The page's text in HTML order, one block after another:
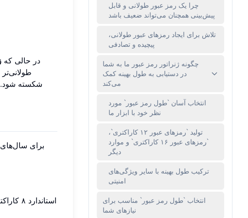
در حالی که
شکسته شود.
برای سال‌های
چرا یک رمز عبور طولانی و قابل
پیش‌بینی همچنان می‌تواند ضعیف باشد
تلاش برای ایجاد رمزهای عبور طولانی،
پیچیده و تصادفی
چگونه ژنراتور رمز عبور ما به شما
در دستیابی به طول بهینه کمک
می‌کند
انتخاب آسان `طول رمز عبور` مورد
نظر خود با ابزار ما
تولید `رمزهای عبور ۱۲ کاراکتری`،
`رمزهای عبور ۱۶ کاراکتری` و موارد
دیگر
ترکیب طول بهینه با سایر ویژگی‌های
امنیتی
انتخاب `طول رمز عبور` مناسب برای
نیازهای شما